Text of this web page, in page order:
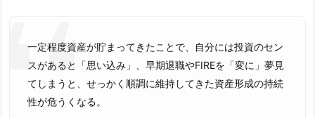
一定程度資産が貯まってきたことで、自分には投資のセン
スがあると「思い込み」、早期退職やFIREを「変に」夢見
てしまうと、せっかく順調に維持してきた資産形成の持続
性が危うくなる。